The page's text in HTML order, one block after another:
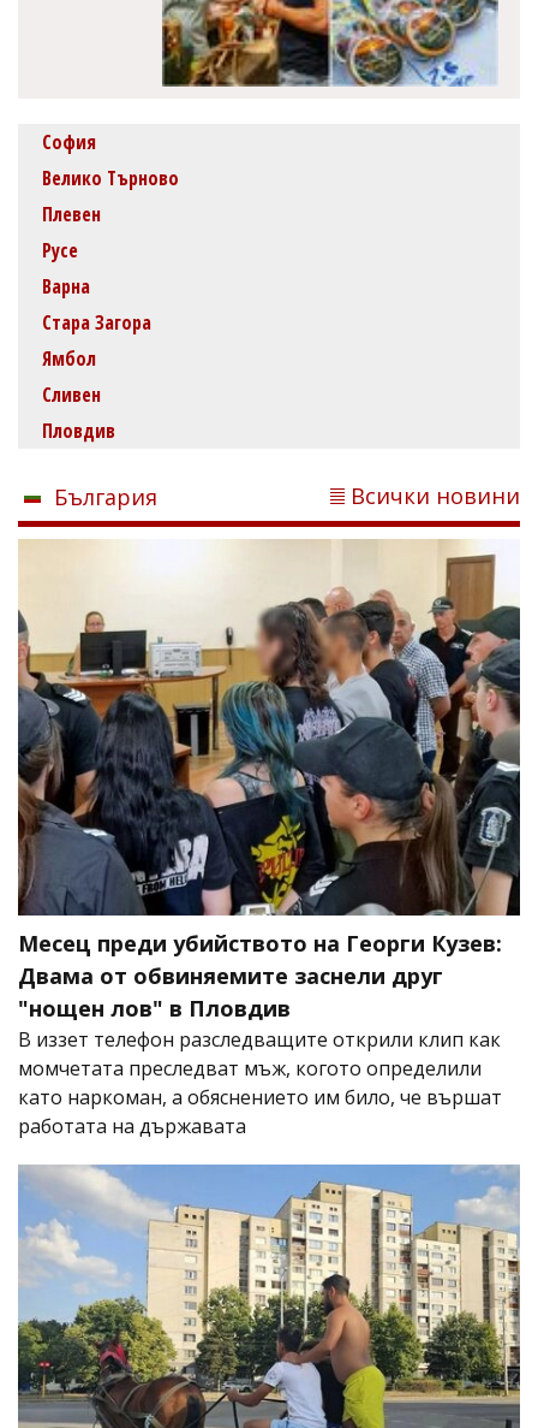
София
Велико Търново
Плевен
Русе
Варна
Стара Загора
Ямбол
Сливен
Пловдив
България Всички новини
Месец преди убийството на Георги Кузев:
Двама от обвиняемите заснели друг
"нощен лов" в Пловдив
В иззет телефон разследващите открили клип как
момчетата преследват мъж, когото определили
като наркоман, а обяснението им било, че вършат
работата на държавата